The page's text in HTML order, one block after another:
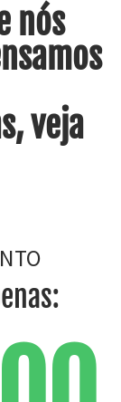
nós
veja